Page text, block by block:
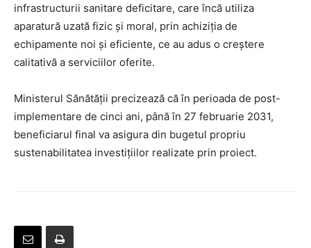
infrastructurii sanitare deficitare, care încă utiliza
aparatură uzată fizic și moral, prin achiziția de
echipamente noi și eficiente, ce au adus o creștere
calitativă a serviciilor oferite.
Ministerul Sănătății precizează că în perioada de post-
implementare de cinci ani, până în 27 februarie 2031,
beneficiarul final va asigura din bugetul propriu
sustenabilitatea investițiilor realizate prin proiect.